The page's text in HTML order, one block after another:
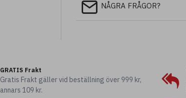
NÅGRA FRÅGOR?
GRATIS Frakt
Gratis Frakt gäller vid beställning över 999 kr,
annars 109 kr.